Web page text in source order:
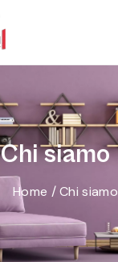
Chisiamo
Home /Chi siamo